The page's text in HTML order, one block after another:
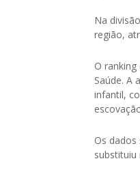
Na
região,
O
Saúde. A
infantil,
Os
substituiu